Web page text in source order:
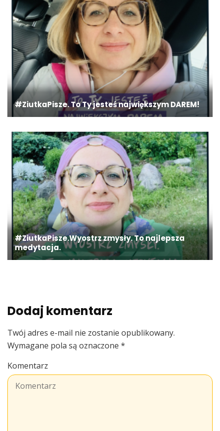
#ZiutkaPisze. To Ty jesteś największym DAREM!
#ZiutkaPisze.Wyostrz zmysły. To najlepsza
medytacja.
Dodaj komentarz
Twój adres e-mail nie zostanie opublikowany.
Wymagane pola są oznaczone *
Komentarz